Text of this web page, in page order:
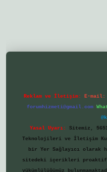
Reklam ve İletişim: E-mail:
forumhizmeti@gmail.com
Yasal Uyarı:
Sitemiz,
Teknolojileri ve İletişim
bir Yer Sağlayıcı olarak
sitedeki içerikleri proaktif
yükümlülüğümüz